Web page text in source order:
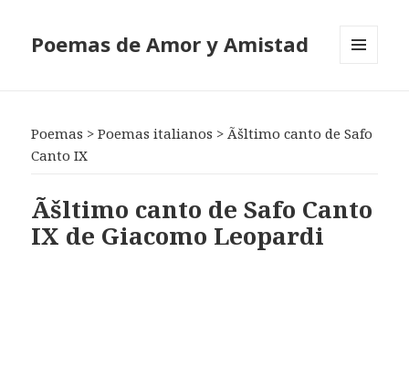
Poemas de Amor y Amistad
Poemas >Poemas italianos >Ãšltimo canto de Safo
Canto IX
Ãšltimo canto de Safo Canto
IX de Giacomo Leopardi